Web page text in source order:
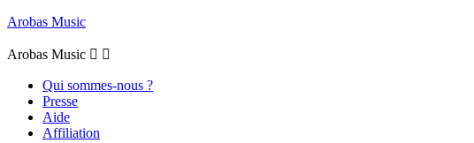
Arobas Music
Arobas Music  
Qui sommes-nous ?
Presse
Aide
Affiliation